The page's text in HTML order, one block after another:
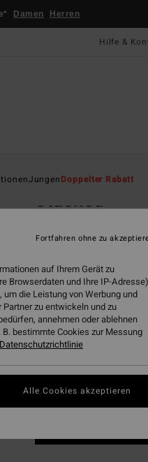
Damen Herren
Hilfe &
JungenDoppelter Rabatt
Stacked
DOPPELTER RABATT
FarbeCharcoal
auf Ihrem Gerät zu
Browserdaten und Ihre IP-Adresse)
die Leistung von Werbung und
zu entwickeln und zu
annehmen oder ablehnen
bestimmte Cookies zur Messung
Datenschutzrichtlinie
Fortfahren ohne zu
Alle Cookies akzeptieren